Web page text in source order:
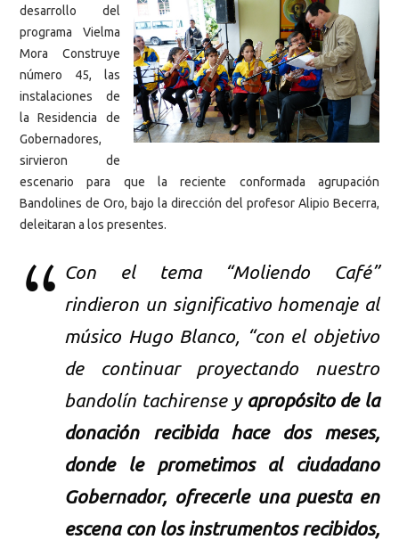
desarrollo del
programa Vielma
Mora Construye
número 45, las
instalaciones de
la Residencia de
Gobernadores,
sirvieron de
escenario para que la reciente conformada agrupación
Bandolines de Oro, bajo la dirección del profesor Alipio Becerra,
deleitaran a los presentes.
Con el tema “Moliendo Café”
rindieron un significativo homenaje al
músico Hugo Blanco, “con el objetivo
de continuar proyectando nuestro
bandolín tachirense y apropósito de la
donación recibida hace dos meses,
donde le prometimos al ciudadano
Gobernador, ofrecerle una puesta en
escena con los instrumentos recibidos,